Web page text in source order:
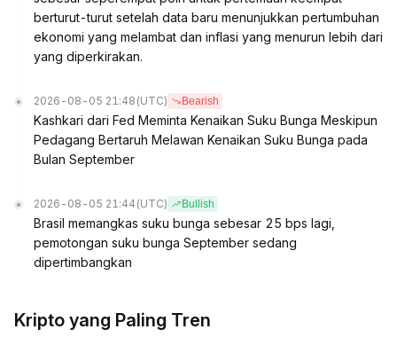
berturut-turut setelah data baru menunjukkan pertumbuhan
ekonomi yang melambat dan inflasi yang menurun lebih dari
yang diperkirakan.
2026-08-05 21:48 (UTC) Bearish
Kashkari dari Fed Meminta Kenaikan Suku Bunga Meskipun
Pedagang Bertaruh Melawan Kenaikan Suku Bunga pada
Bulan September
2026-08-05 21:44 (UTC) Bullish
Brasil memangkas suku bunga sebesar 25 bps lagi,
pemotongan suku bunga September sedang
dipertimbangkan
Kripto yang Paling Tren